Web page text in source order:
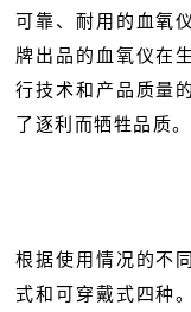
可靠、耐用的血氧
牌出品的血氧仪在
行技术和产品质量
了逐利而牺牲品质。
根据使用情况的不
式和可穿戴式四种